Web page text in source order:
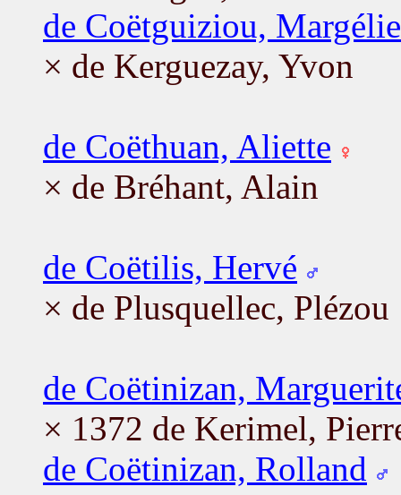
de Coëtguiziou, Margélie
× de Kerguezay, Yvon
de Coëthuan, Aliette
× de Bréhant, Alain
de Coëtilis, Hervé
× de Plusquellec, Plézou
de Coëtinizan,
× 1372 de Kerimel,
de Coëtinizan, Rolland